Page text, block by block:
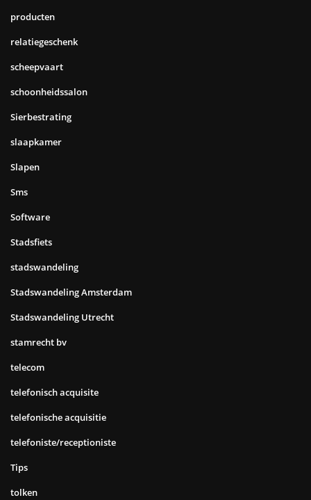
producten
relatiegeschenk
scheepvaart
schoonheidssalon
Sierbestrating
slaapkamer
Slapen
Sms
Software
Stadsfiets
stadswandeling
Stadswandeling Amsterdam
Stadswandeling Utrecht
stamrecht bv
telecom
telefonisch acquisite
telefonische acquisitie
telefoniste/receptioniste
Tips
tolken